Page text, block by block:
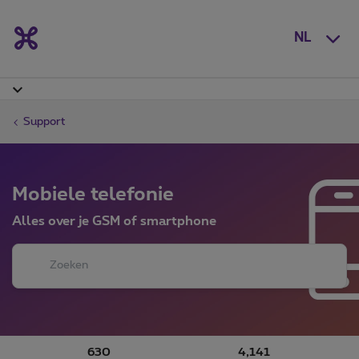
NL
Support
Mobiele telefonie
Alles over je GSM of smartphone
630
4,141